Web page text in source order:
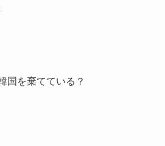
国を棄てている？